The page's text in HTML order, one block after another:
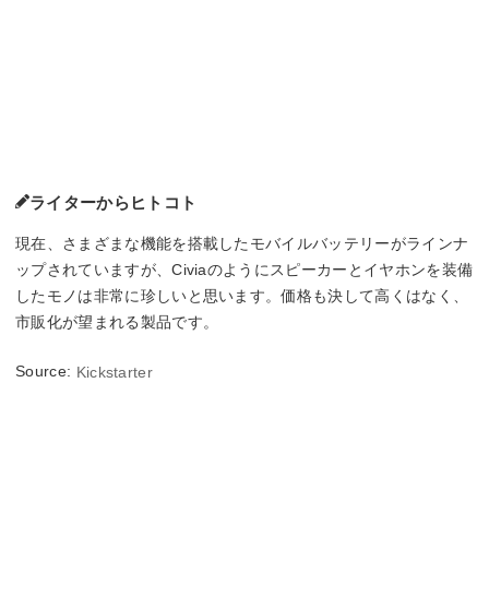
ライターからヒトコト
現在、さまざまな機能を搭載したモバイルバッテリーがラインナ
ップされていますが、Civiaのようにスピーカーとイヤホンを装備
したモノは非常に珍しいと思います。価格も決して高くはなく、
市販化が望まれる製品です。
Source: Kickstarter